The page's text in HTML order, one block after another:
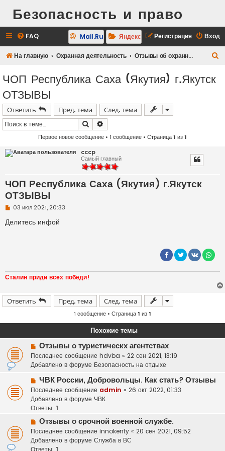
Безопасность и право
FAQ Вход
Регистрация
Mail.Ru Яндекс
На главную Охранная деятельность Отзывы об охранных предприятиях
ЧОП Республика Саха (Якутия) г.Якутск
ОТЗЫВЫ
Ответить Пред. тема
След. тема
Поиск
Первое новое сообщение • 1 сообщение • Страница1 из1
cccp
Самый главный
ЧОП Республика Саха (Якутия) г.Якутск
ОТЗЫВЫ
Н
п
р
н
о
о
о
е
и
03 июл 2021, 20:33
Делитесь инфой
Сталин приди всех победи!
Ответить Пред. тема След. тема
1 сообщение • Страница1 из1
Похожие темы
Н
о
в
е
с
о
о
б
щ
е
н
Отзывы о туристическх агентствах
Последнее сообщение hdvba « 22 сен 2021, 13:19
Добавлено в форуме Безопасность на отдыхе
Н
о
в
о
с
о
о
ЧВК России, Добровольцы. Как стать? Отзывы
Последнее сообщение admin « 26 окт 2022, 01:33
Добавлено в форуме ЧВК
Ответы: 1
Н
о
в
о
Отзывы о срочной военной службе.
Последнее сообщение innokenty « 20 сен 2021, 09:52
Добавлено в форуме Служба в ВС
Ответы: 1